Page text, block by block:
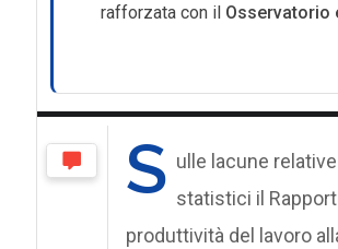
rafforzata con il Osservatorio
S ulle lacune
statistici il
produttività del lavoro